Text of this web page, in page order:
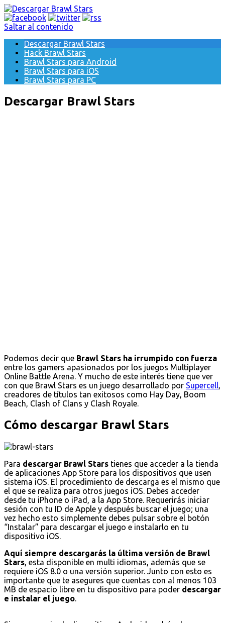
Saltar al contenido
Descargar Brawl Stars
Hack Brawl Stars
Brawl Stars para Android
Brawl Stars para iOS
Brawl Stars para PC
Descargar Brawl Stars
Podemos decir que Brawl Stars ha irrumpido con fuerza
entre los gamers apasionados por los juegos Multiplayer
Online Battle Arena. Y mucho de este interés tiene que ver
con que Brawl Stars es un juego desarrollado por Supercell,
creadores de títulos tan exitosos como Hay Day, Boom
Beach, Clash of Clans y Clash Royale.
Cómo descargar Brawl Stars
Para descargar Brawl Stars tienes que acceder a la tienda
de aplicaciones App Store para los dispositivos que usen
sistema iOS. El procedimiento de descarga es el mismo que
el que se realiza para otros juegos iOS. Debes acceder
desde tu iPhone o iPad, a la App Store. Requerirás iniciar
sesión con tu ID de Apple y después buscar el juego; una
vez hecho esto simplemente debes pulsar sobre el botón
“Instalar” para descargar el juego e instalarlo en tu
dispositivo iOS.
Aquí siempre descargarás la última versión de Brawl
Stars, esta disponible en multi idiomas, además que se
requiere iOS 8.0 o una versión superior. Junto con esto es
importante que te asegures que cuentas con al menos 103
MB de espacio libre en tu dispositivo para poder descargar
e instalar el juego.